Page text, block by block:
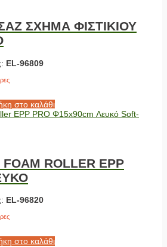
ΣΧΗΜΑ ΦΙΣΤΙΚΙΟΥ
EL-96809
στο καλάθι
ROLLER EPP
EL-96820
στο καλάθι